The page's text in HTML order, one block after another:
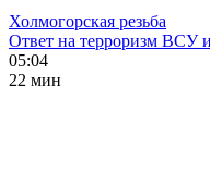
Холмогорская резьба
Ответ на терроризм ВСУ
05:04
22 мин